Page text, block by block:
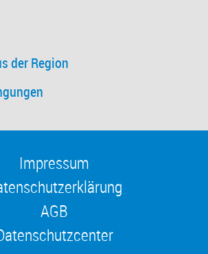
der Region
Impressum
AGB